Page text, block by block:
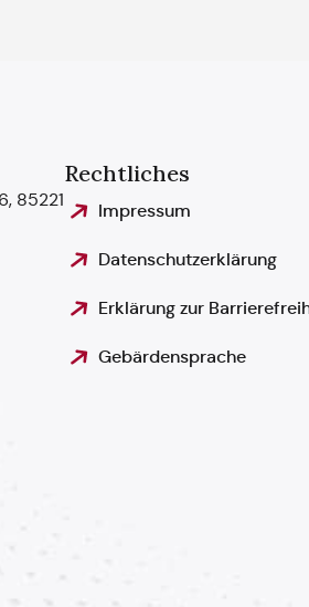
85221
Rechtliches
Impressum
Datenschutzerklärung
Erklärung zur
Gebärdensprache